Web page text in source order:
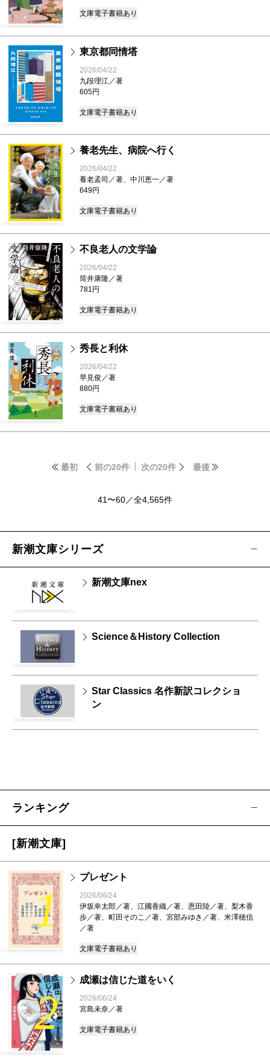
文庫電子書籍あり
東京都同情塔
2026/04/22
九段理江／著
605円
文庫電子書籍あり
養老先生、病院へ行く
2026/04/22
養老孟司／著、中川恵一／著
649円
文庫電子書籍あり
不良老人の文学論
2026/04/22
筒井康隆／著
781円
文庫電子書籍あり
秀長と利休
2026/04/22
早見俊／著
880円
文庫電子書籍あり
最初 前の20件 次の20件 最後
41〜60／全4,565件
新潮文庫シリーズ
新潮文庫nex
Science＆History Collection
Star Classics 名作新訳コレクショ
ン
ランキング
[新潮文庫]
1
プレゼント
2026/06/24
伊坂幸太郎／著、江國香織／著、恩田陸／著、梨木香
歩／著、町田そのこ／著、宮部みゆき／著、米澤穂信
／著
文庫電子書籍あり
2
成瀬は信じた道をいく
2026/06/24
宮島未奈／著
文庫電子書籍あり